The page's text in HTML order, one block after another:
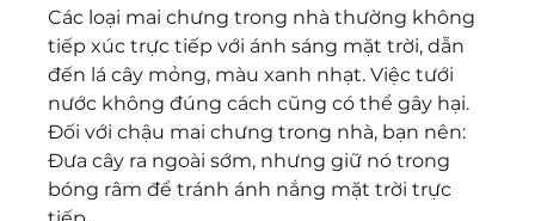
Các loại mai chưng trong nhà thường không
tiếp xúc trực tiếp với ánh sáng mặt trời, dẫn
đến lá cây mỏng, màu xanh nhạt. Việc tưới
nước không đúng cách cũng có thể gây hại.
Đối với chậu mai chưng trong nhà, bạn nên:
Đưa cây ra ngoài sớm, nhưng giữ nó trong
bóng râm để tránh ánh nắng mặt trời trực